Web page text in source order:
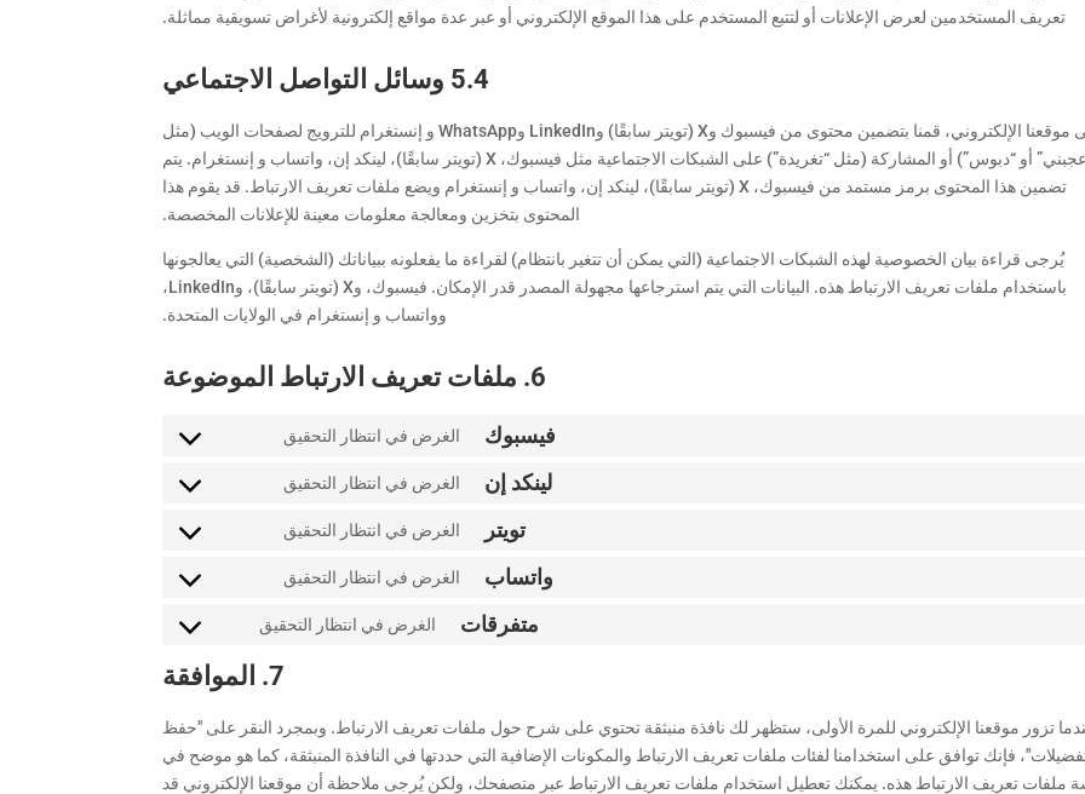
تعريف المستخدمين لعرض الإعلانات أو لتتبع المستخدم على هذا الموقع الإلكتروني أو عبر عدة مواقع إلكترونية لأغراض تسويقية مماثلة.
5.4 وسائل التواصل الاجتماعي
على موقعنا الإلكتروني، قمنا بتضمين محتوى من فيسبوك وX (تويتر سابقًا) وLinkedIn وWhatsApp و إنستغرام للترويج لصفحات الويب (مثل
“أعجبني” أو “دبوس”) أو المشاركة (مثل “تغريدة”) على الشبكات الاجتماعية مثل فيسبوك، X (تويتر سابقًا)، لينكد إن، واتساب و إنستغرام. يتم
تضمين هذا المحتوى برمز مستمد من فيسبوك، X (تويتر سابقًا)، لينكد إن، واتساب و إنستغرام ويضع ملفات تعريف الارتباط. قد يقوم هذا
المحتوى بتخزين ومعالجة معلومات معينة للإعلانات المخصصة.
يُرجى قراءة بيان الخصوصية لهذه الشبكات الاجتماعية (التي يمكن أن تتغير بانتظام) لقراءة ما يفعلونه ببياناتك (الشخصية) التي يعالجونها
باستخدام ملفات تعريف الارتباط هذه. البيانات التي يتم استرجاعها مجهولة المصدر قدر الإمكان. فيسبوك، وX (تويتر سابقًا)، وLinkedIn،
وواتساب و إنستغرام في الولايات المتحدة.
6. ملفات تعريف الارتباط الموضوعة
فيسبوك الغرض في انتظار التحقيق
لينكد إن الغرض في انتظار التحقيق
تويتر الغرض في انتظار التحقيق
تويتر
واتساب الغرض في انتظار التحقيق
whatsapp
متفرقات الغرض في انتظار التحقيق
الموافقة
على
الخدمة
متفرقات.
7. الموافقة
تزور موقعنا الإلكتروني للمرة الأولى، ستظهر لك نافذة منبثقة تحتوي على شرح حول ملفات تعريف الارتباط. وبمجرد النقر على "حفظ
فإنك توافق على استخدامنا لفئات ملفات تعريف الارتباط والمكونات الإضافية التي حددتها في النافذة المنبثقة، كما هو موضح في
ملفات تعريف الارتباط هذه. يمكنك تعطيل استخدام ملفات تعريف الارتباط عبر متصفحك، ولكن يُرجى ملاحظة أن موقعنا الإلكتروني قد